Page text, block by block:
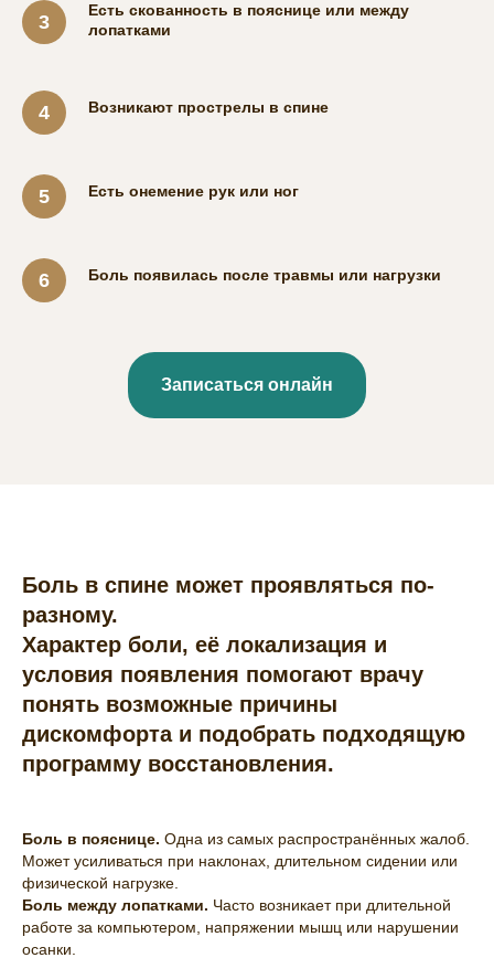
Есть скованность в пояснице или между
лопатками
Возникают прострелы в спине
Есть онемение рук или ног
Боль появилась после травмы или нагрузки
Записаться онлайн
Боль в спине может проявляться по-
разному.
Характер боли, её локализация и
условия появления помогают врачу
понять возможные причины
дискомфорта и подобрать подходящую
программу восстановления.
Боль в пояснице. Одна из самых распространённых жалоб.
Может усиливаться при наклонах, длительном сидении или
физической нагрузке.
Боль между лопатками. Часто возникает при длительной
работе за компьютером, напряжении мышц или нарушении
осанки.